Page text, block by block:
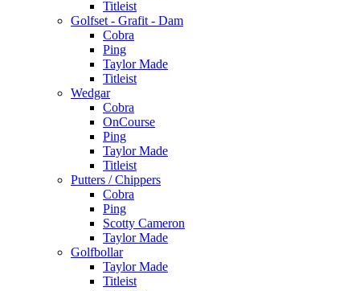
Titleist
Golfset - Grafit - Dam
Cobra
Ping
Taylor Made
Titleist
Wedgar
Cobra
OnCourse
Ping
Taylor Made
Titleist
Putters / Chippers
Cobra
Ping
Scotty Cameron
Taylor Made
Golfbollar
Taylor Made
Titleist